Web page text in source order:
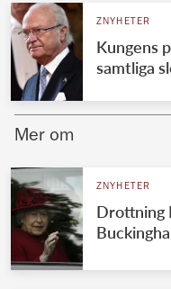
ZNYHETER
Kungens
samtliga
Mer om
ZNYHETER
Drottning